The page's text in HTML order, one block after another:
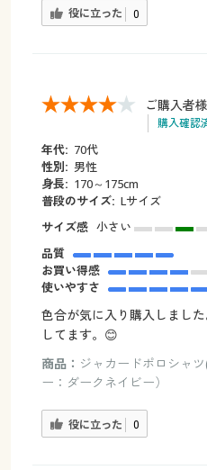
役に立った 0
ご購入者様
購入確認
年代: 70代
性別: 男性
身長: 170～175cm
普段のサイズ: Lサイズ
サイズ感 小さい
品質
お買い得感
使いやすさ
色合が気に入り購入しまし
してます。😊
商品： ジャカードポロシャ
ー：ダークネイビー）
役に立った 0